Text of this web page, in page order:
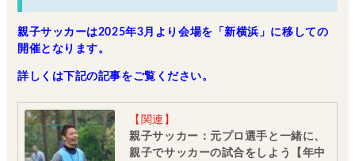
親子サッカーは2025年3月より会場を「新横浜」に移しての
開催となります。
詳しくは下記の記事をご覧ください。
【関連】
親子サッカー：元プロ選手と一緒に、
親子でサッカーの試合をしよう【年中